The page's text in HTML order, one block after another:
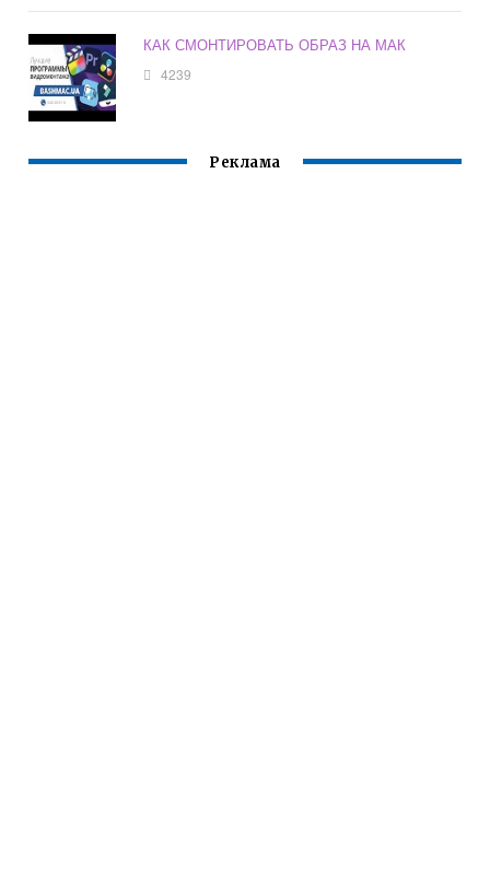
КАК СМОНТИРОВАТЬ ОБРАЗ НА МАК
4239
Реклама